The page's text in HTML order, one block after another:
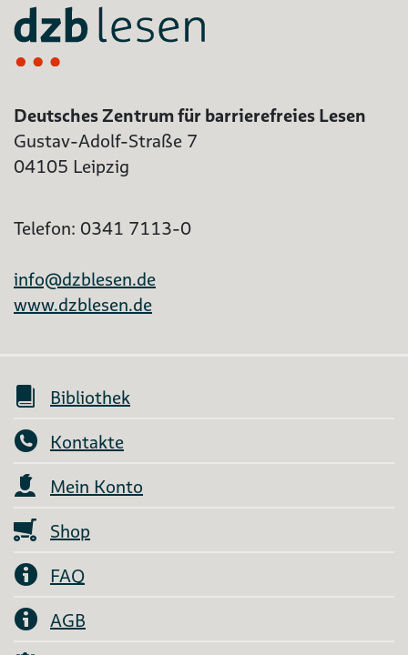
Deutsches Zentrum für barrierefreies Lesen
Gustav-Adolf-Straße 7
04105 Leipzig
Telefon: 0341 7113-0
info@dzblesen.de
www.dzblesen.de
Bibliothek
Kontakte
Mein Konto
Shop
FAQ
AGB